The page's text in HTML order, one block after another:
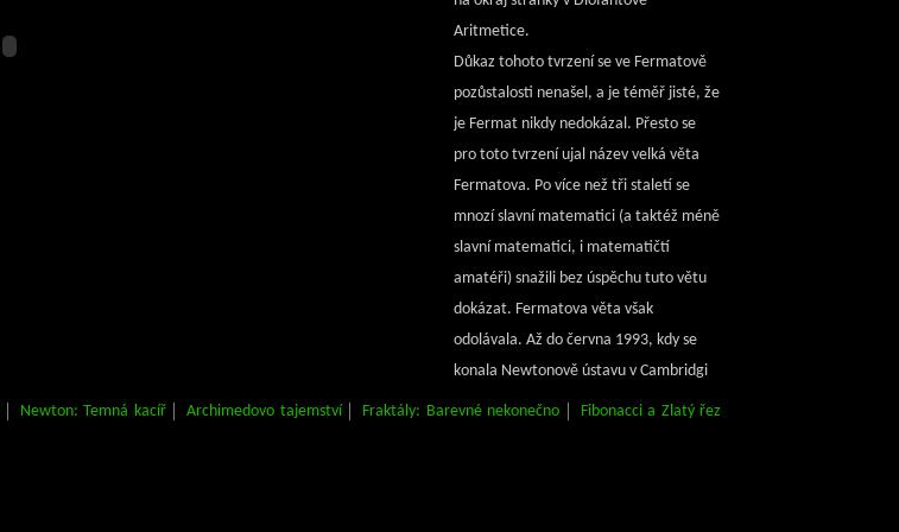
Aritmetice.
Důkaz tohoto tvrzení se ve Fermatově
pozůstalosti nenašel, a je téměř jisté, že
je Fermat nikdy nedokázal. Přesto se
pro toto tvrzení ujal název velká věta
Fermatova. Po více než tři staletí se
mnozí slavní matematici (a taktéž méně
slavní matematici, i matematičtí
amatéři) snažili bez úspěchu tuto větu
dokázat. Fermatova věta však
odolávala. Až do června 1993, kdy se
konala Newtonově ústavu v Cambridgi
matematická konference, na niž se sjela
Newton: Temná kacíř Archimedovo tajemství Fraktály: Barevné nekonečno
Fibonacci a Zlatý řez